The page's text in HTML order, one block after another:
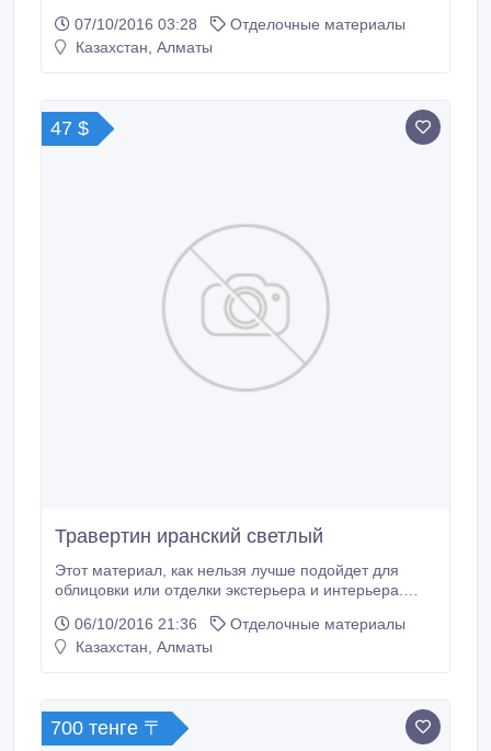
основе. Свой Качественным основанием для любых
отделочных работ служит акриловая грунтовка
07/10/2016 03:28
Отделочные материалы
Казахстан, Алматы
47 $
Травертин иранский светлый
Этот материал, как нельзя лучше подойдет для
облицовки или отделки экстерьера и интерьера.
Плиты полированные размером 300*600 и 400*600..
06/10/2016 21:36
Отделочные материалы
Казахстан, Алматы
700 тенге 〒